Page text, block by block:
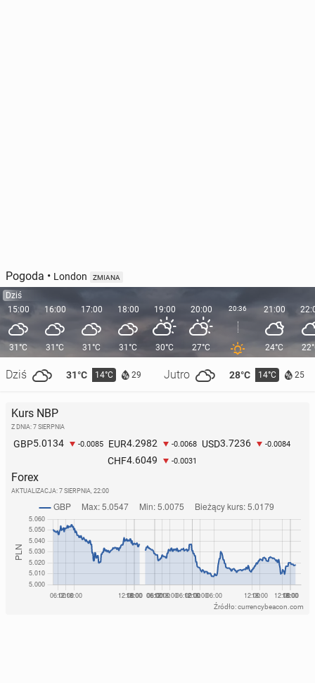
Pogoda • London ZMIANA
Dziś
15:00
31°C
Dziś 31°C 14°C 29 Jutro 28°C 14°C 25
16:00
31°C
17:00
31°C
18:00
31°C
19:00
30°C
20:00
27°C
20:36 21:00
24°C
Kurs NBP
Z DNIA: 7 SIERPNIA
GBP5.0134 -0.0085 EUR4.2982 -0.0068 USD3.7236 -0.0084
CHF4.6049 -0.0031
Forex
AKTUALIZACJA: 7 SIERPNIA, 22:00
Źródło: currencybeacon.com